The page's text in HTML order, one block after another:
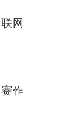
网
作